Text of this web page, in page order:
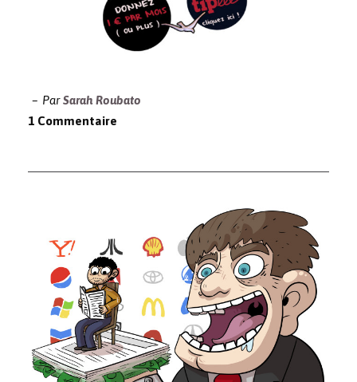
ParSarah Roubato
1 Commentaire